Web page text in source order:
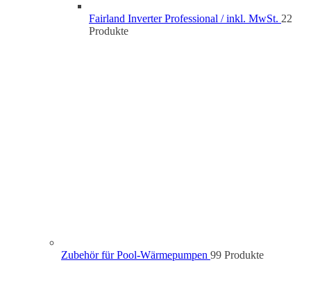
Fairland Inverter Professional / inkl. MwSt. 22
Produkte
Zubehör für Pool-Wärmepumpen 99 Produkte